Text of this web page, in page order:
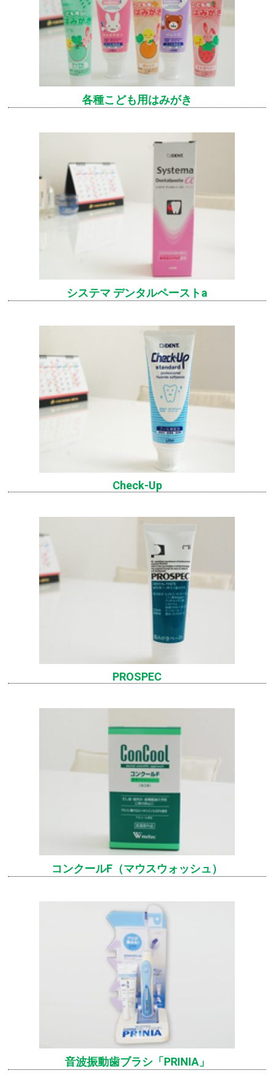
各種こども用はみがき
システマ デンタルペーストa
Check-Up
PROSPEC
コンクールF（マウスウォッシュ）
音波振動歯ブラシ「PRINIA」